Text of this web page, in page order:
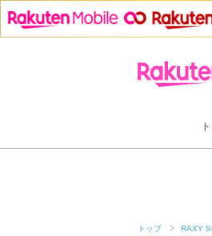
トップ RAXY